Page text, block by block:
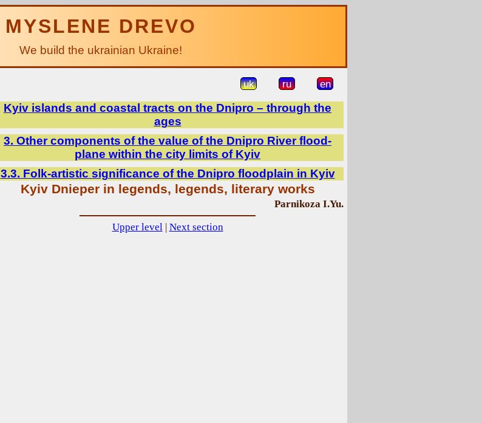
MYSLENE DREVO
We build the ukrainian Ukraine!
uk ru en
Kyiv islands and coastal tracts on the Dnipro – through the
ages
3. Other components of the value of the Dnipro River flood-
plane within the city limits of Kyiv
3.3. Folk-artistic significance of the Dnipro floodplain in Kyiv
Kyiv Dnieper in legends, legends, literary works
Parnikoza I.Yu.
Upper level| Next section